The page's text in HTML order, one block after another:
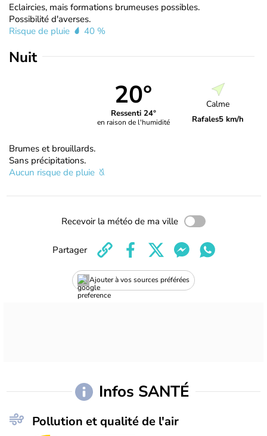
Eclaircies, mais formations brumeuses possibles.
Possibilité d'averses.
Risque de pluie
40 %
Nuit
20°
Ressenti 24°
en raison de l'humidité
Calme
Rafales5 km/h
Brumes et brouillards.
Sans précipitations.
Aucun risque de pluie
Recevoir la météo de ma ville
Ajouter à vos sources préférées
Partager
Infos SANTÉ
Pollution et qualité de l'air